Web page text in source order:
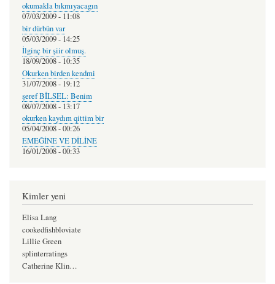
okumakla bıkmıyacagın
07/03/2009 - 11:08
bir dürbün var
05/03/2009 - 14:25
İlginç bir şiir olmuş.
18/09/2008 - 10:35
Okurken birden kendmi
31/07/2008 - 19:12
şeref BİLSEL: Benim
08/07/2008 - 13:17
okurken kaydım qittim bir
05/04/2008 - 00:26
EMEĞİNE VE DİLİNE
16/01/2008 - 00:33
Kimler yeni
Elisa Lang
cookedfishbloviate
Lillie Green
splinterratings
Catherine Klin…